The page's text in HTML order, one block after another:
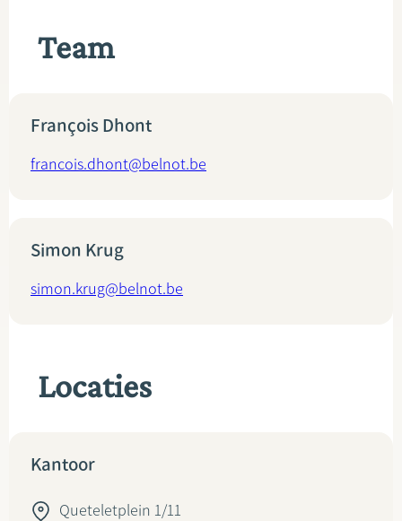
Team
François Dhont
francois.dhont@belnot.be
Simon Krug
simon.krug@belnot.be
Locaties
Kantoor
Queteletplein 1/11